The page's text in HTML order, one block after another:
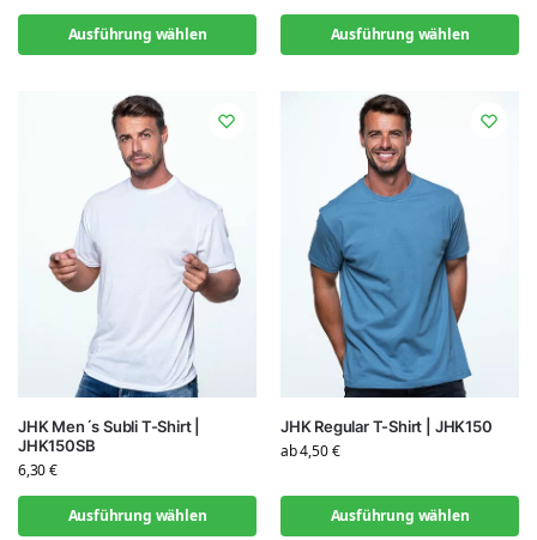
Ausführung wählen Ausführung wählen
JHK Men´s Subli T-Shirt |
JHK150SB
6,30€
Ausführung wählen
JHK Regular T-Shirt | JHK150
ab4,50€
Ausführung wählen